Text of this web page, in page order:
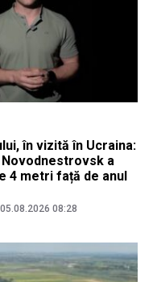
în vizită în Ucraina:
a
4 metri față de anul
05.08.2026 08:28